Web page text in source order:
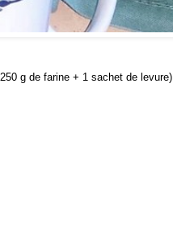
g de farine + 1 sachet de levure)